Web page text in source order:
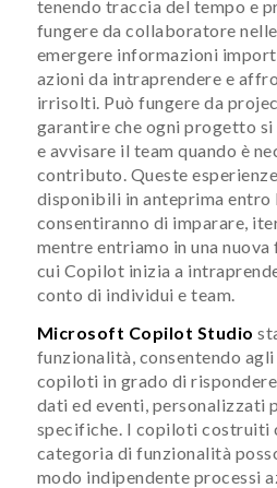
tenendo traccia del tempo e
fungere da collaboratore
emergere informazioni
azioni da intraprendere e
irrisolti. Può fungere da
garantire che ogni progetto
e avvisare il team quando è
contributo. Queste
disponibili in anteprima entro
consentiranno di imparare,
mentre entriamo in una nuova
cui Copilot inizia a
conto di individui e team.
Microsoft Copilot Studio
funzionalità, consentendo
copiloti in grado di
dati ed eventi, personalizzati
specifiche. I copiloti costruiti
categoria di funzionalità
modo indipendente processi